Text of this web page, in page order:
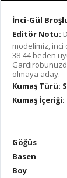
İnci-Gül
Editör Notu:
modelimiz, inci
38-44 beden
olmaya aday.
Kumaş Türü:
Kumaş
Göğüs
Basen
Boy